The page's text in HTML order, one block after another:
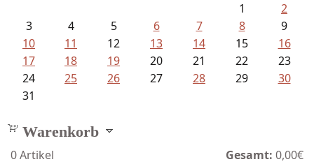
1
2
3
4 5 6 7 8
9
10
11 12 13 14 15
16
17
18 19 20 21 22
23
24
25 26 27 28 29
30
31
Warenkorb
0Artikel Gesamt: 0,00€